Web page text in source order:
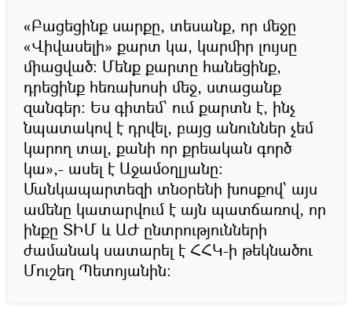
«Բացեցինք սարքը, տեսանք, որ մեջը
«Վիվասելի» քարտ կա, կարմիր լույսը
միացված: Մենք քարտը հանեցինք,
դրեցինք հեռախոսի մեջ, ստացանք
զանգեր: Ես գիտեմ՝ ում քարտն է, ինչ
նպատակով է դրվել, բայց անուններ չեմ
կարող տալ, քանի որ քրեական գործ
կա»,- ասել է Աջամօղլյանը:
Մանկապարտեզի տնօրենի խոսքով՝ այս
ամենը կատարվում է այն պատճառով, որ
ինքը ՏԻՄ և ԱԺ ընտրությունների
ժամանակ սատարել է ՀՀԿ-ի թեկնածու
Մուշեղ Պետոյանին: